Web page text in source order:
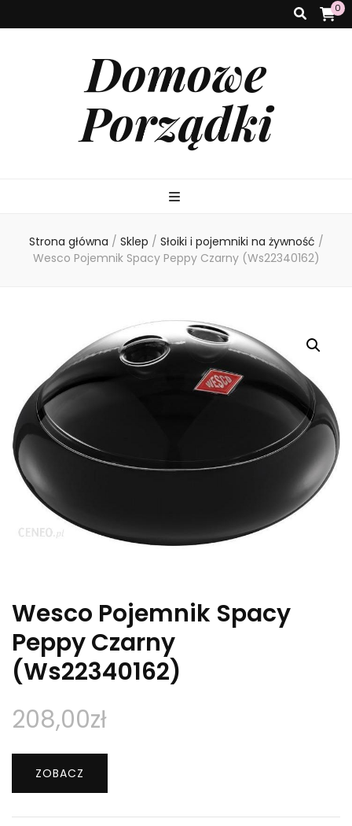
0
Domowe
Porządki
Strona główna / Sklep / Słoiki i pojemniki na żywność /
Wesco Pojemnik Spacy Peppy Czarny (Ws22340162)
Wesco Pojemnik Spacy
Peppy Czarny
(Ws22340162)
208,00zł
ZOBACZ